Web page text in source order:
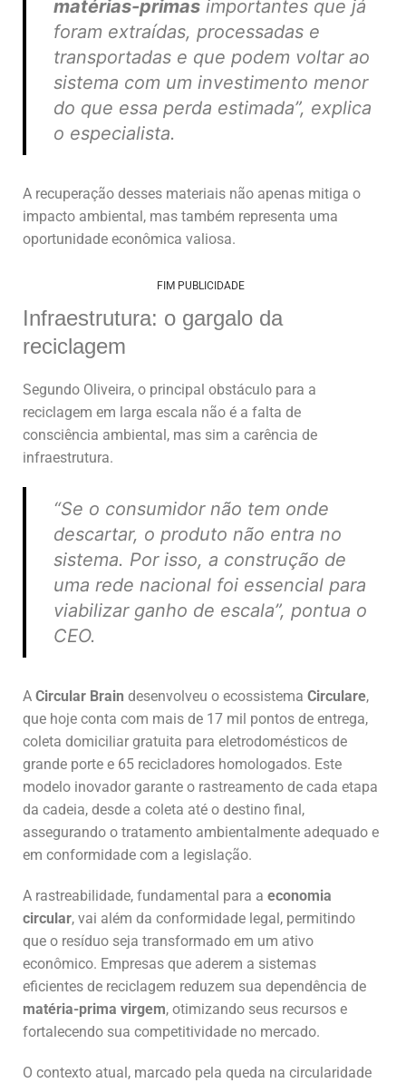
matérias-primas importantes que já
foram extraídas, processadas e
transportadas e que podem voltar ao
sistema com um investimento menor
do que essa perda estimada”, explica
o especialista.
A recuperação desses materiais não apenas mitiga o
impacto ambiental, mas também representa uma
oportunidade econômica valiosa.
FIM PUBLICIDADE
Infraestrutura: o gargalo da
reciclagem
Segundo Oliveira, o principal obstáculo para a
reciclagem em larga escala não é a falta de
consciência ambiental, mas sim a carência de
infraestrutura.
“Se o consumidor não tem onde
descartar, o produto não entra no
sistema. Por isso, a construção de
uma rede nacional foi essencial para
viabilizar ganho de escala”, pontua o
CEO.
A Circular Brain desenvolveu o ecossistema Circulare,
que hoje conta com mais de 17 mil pontos de entrega,
coleta domiciliar gratuita para eletrodomésticos de
grande porte e 65 recicladores homologados. Este
modelo inovador garante o rastreamento de cada etapa
da cadeia, desde a coleta até o destino final,
assegurando o tratamento ambientalmente adequado e
em conformidade com a legislação.
A rastreabilidade, fundamental para a economia
circular, vai além da conformidade legal, permitindo
que o resíduo seja transformado em um ativo
econômico. Empresas que aderem a sistemas
eficientes de reciclagem reduzem sua dependência de
matéria-prima virgem, otimizando seus recursos e
fortalecendo sua competitividade no mercado.
O contexto atual, marcado pela queda na circularidade